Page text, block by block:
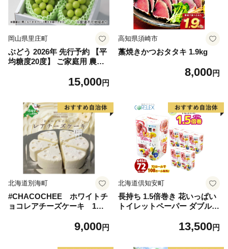
岡山県里庄町
ぶどう 2026年 先行予約 【平
均糖度20度】 ご家庭用 農家
ット 2～3房 合計約1.2kg ブ
直送 】
15,000円
高知県須崎市
藁焼きかつおタタキ 1.9kg
8,000円
北海道別海町
#CHACOCHEE ホワイトチ
ョコレアチーズケーキ 1ホ
海町,チーズ,ちーず,チーズケ
9,000円
北海道倶知安町
長持ち 1.5倍巻き 花いっぱい
トイレットペーパー ダブル 4
プリント ハーブ 香り付き 日
13,500円